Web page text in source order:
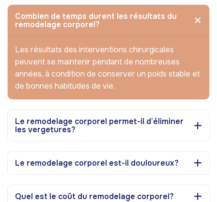
Combien de temps durent les résultats du
remodelage corporel?
Les résultats des interventions chirurgicales
peuvent se maintenir pendant de nombreuses
années, à condition de conserver un poids stable et
de bonnes habitudes de vie.
Le remodelage corporel permet-il d’éliminer
les vergetures?
Le remodelage corporel est-il douloureux?
Quel est le coût du remodelage corporel?